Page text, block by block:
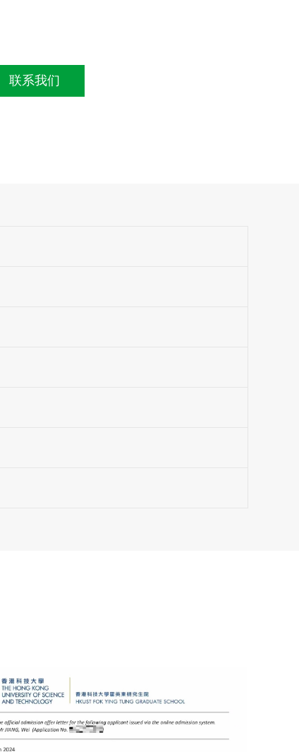
联系我们